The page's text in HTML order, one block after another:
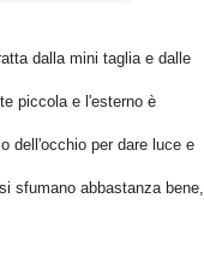
dalla mini taglia e dalle
piccola e l'esterno è
dell'occhio per dare luce e
sfumano abbastanza bene,